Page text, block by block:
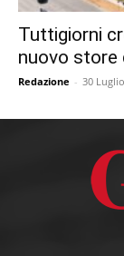
Tuttigiorni
nuovo store
Redazione - 30